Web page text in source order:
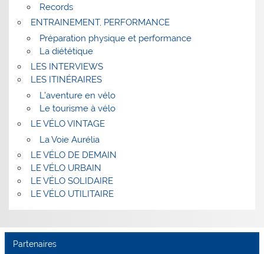
Records
ENTRAINEMENT, PERFORMANCE
Préparation physique et performance
La diététique
LES INTERVIEWS
LES ITINÉRAIRES
L’aventure en vélo
Le tourisme à vélo
LE VÉLO VINTAGE
La Voie Aurélia
LE VÉLO DE DEMAIN
LE VÉLO URBAIN
LE VÉLO SOLIDAIRE
LE VÉLO UTILITAIRE
Partenaires